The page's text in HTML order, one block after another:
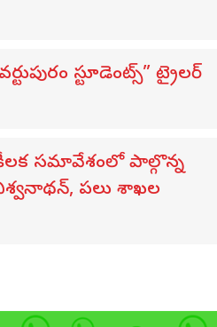
స్టూడెంట్స్” ట్రైలర్
కీలక సమావేశంలో పాల్గొన్న
పలు శాఖల